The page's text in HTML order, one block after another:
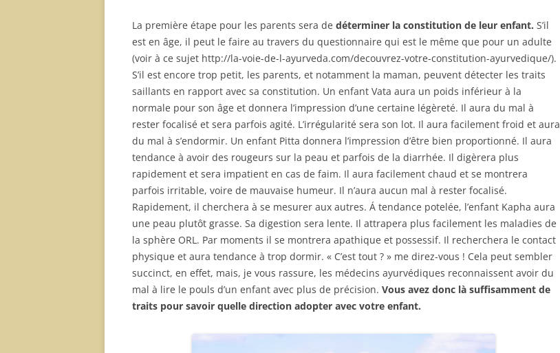
La première étape pour les parents sera de déterminer la constitution de leur enfant. S’il
est en âge, il peut le faire au travers du questionnaire qui est le même que pour un adulte
(voir à ce sujet http://la-voie-de-l-ayurveda.com/decouvrez-votre-constitution-ayurvedique/).
S’il est encore trop petit, les parents, et notamment la maman, peuvent détecter les traits
saillants en rapport avec sa constitution. Un enfant Vata aura un poids inférieur à la
normale pour son âge et donnera l’impression d’une certaine légèreté. Il aura du mal à
rester focalisé et sera parfois agité. L’irrégularité sera son lot. Il aura facilement froid et aura
du mal à s’endormir. Un enfant Pitta donnera l’impression d’être bien proportionné. Il aura
tendance à avoir des rougeurs sur la peau et parfois de la diarrhée. Il digèrera plus
rapidement et sera impatient en cas de faim. Il aura facilement chaud et se montrera
parfois irritable, voire de mauvaise humeur. Il n’aura aucun mal à rester focalisé.
Rapidement, il cherchera à se mesurer aux autres. Á tendance potelée, l’enfant Kapha aura
une peau plutôt grasse. Sa digestion sera lente. Il attrapera plus facilement les maladies de
la sphère ORL. Par moments il se montrera apathique et possessif. Il recherchera le contact
physique et aura tendance à trop dormir. « C’est tout ? » me direz-vous ! Cela peut sembler
succinct, en effet, mais, je vous rassure, les médecins ayurvédiques reconnaissent avoir du
mal à lire le pouls d’un enfant avec plus de précision. Vous avez donc là suffisamment de
traits pour savoir quelle direction adopter avec votre enfant.